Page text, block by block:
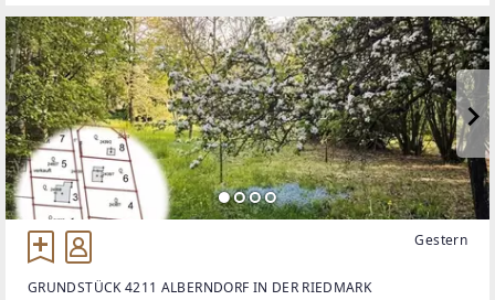
Gestern
GRUNDSTÜCK 4211 ALBERNDORF IN DER RIEDMARK